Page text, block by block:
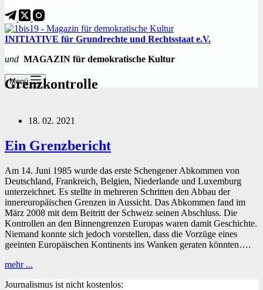
INITIATIVE für Grundrechte und Rechtsstaat e.V.
und MAGAZIN für demokratische Kultur
Menü
Grenzkontrolle
18. 02. 2021
Ein Grenzbericht
Am 14. Juni 1985 wurde das erste Schengener Abkommen von
Deutschland, Frankreich, Belgien, Niederlande und Luxemburg
unterzeichnet. Es stellte in mehreren Schritten den Abbau der
innereuropäischen Grenzen in Aussicht. Das Abkommen fand im
März 2008 mit dem Beitritt der Schweiz seinen Abschluss. Die
Kontrollen an den Binnengrenzen Europas waren damit Geschichte.
Niemand konnte sich jedoch vorstellen, dass die Vorzüge eines
geeinten Europäischen Kontinents ins Wanken geraten könnten….
mehr ...
Journalismus ist nicht kostenlos: